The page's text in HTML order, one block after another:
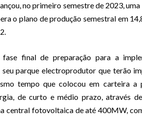
no primeiro semestre de 2023,
o plano de produção semestral em
final de preparação para a
seu parque electroprodutor que terão
tempo que colocou em carteira
de curto e médio prazo, através
central fotovoltaica de até 400MW,